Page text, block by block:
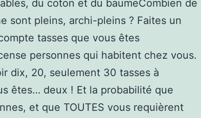
du coton et du baumeCombien de
sont pleins, archi-pleins ? Faites un
tasses que vous êtes
personnes qui habitent chez vous.
dix, 20, seulement 30 tasses à
êtes… deux ! Et la probabilité que
et que TOUTES vous requièrent